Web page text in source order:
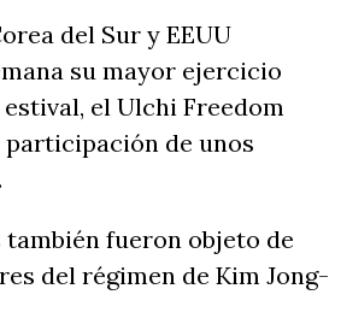
del Sur y EEUU
su mayor ejercicio
el Ulchi Freedom
participación de unos
también fueron objeto de
del régimen de Kim Jong-